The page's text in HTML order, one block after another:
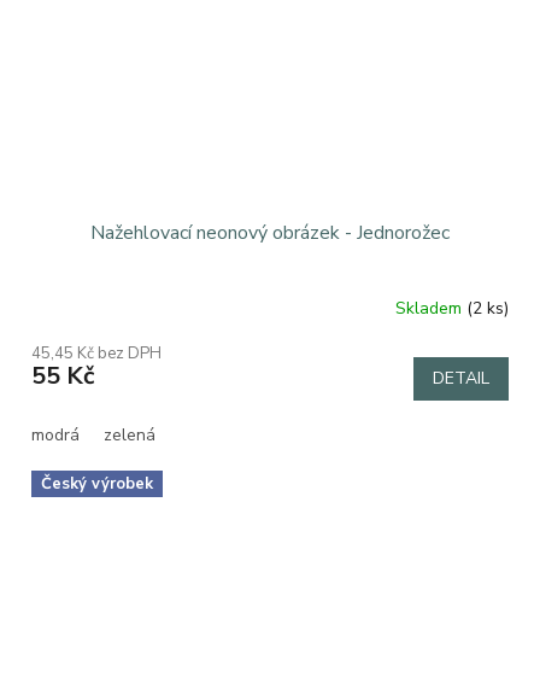
Nažehlovací neonový obrázek - Jednorožec
Skladem (2 ks)
45,45 Kč bez DPH
55 Kč DETAIL
modrá zelená
Český výrobek